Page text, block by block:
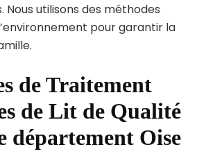
Nous utilisons des méthodes
pour garantir la
de Traitement
de Lit de Qualité
département Oise